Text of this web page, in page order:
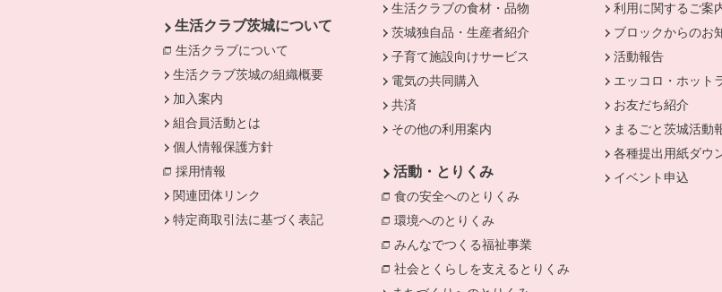
生活クラブ茨城について
生活クラブについて
別のウィンドウで開きます。
生活クラブ茨城の組織概要
加入案内
組合員活動とは
個人情報保護方針
採用情報
関連団体リンク
特定商取引法に基づく表記
生活クラブの食材・品物
茨城独自品・生産者紹介
子育て施設向けサービス
電気の共同購入
共済
その他の利用案内
活動・とりくみ
食の安全へのとりくみ
環境へのとりくみ
みんなでつくる福祉事業
社会とくらしを支えるとりくみ
利用に関するご案
ブロックからのお
活動報告
エッコロ・ホット
お友だち紹介
まるごと茨城活動
各種提出用紙ダウ
イベント申込